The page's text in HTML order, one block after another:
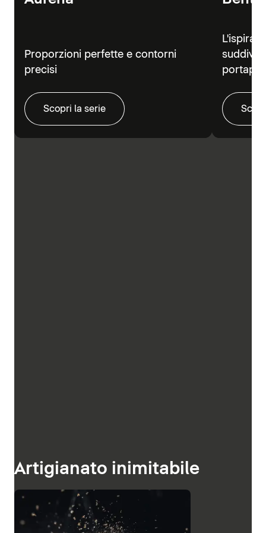
Proporzioni perfette e contorni
precisi
Scopri la serie
Artigianato inimitabile